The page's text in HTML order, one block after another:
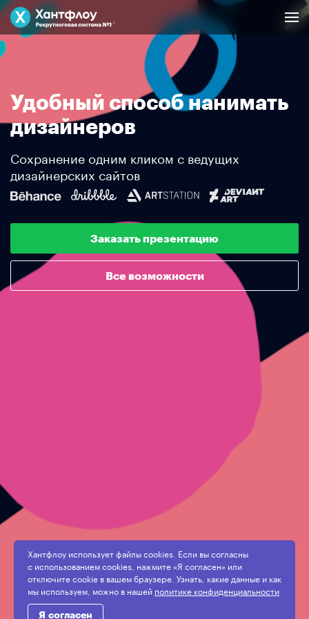
Удобный способ нанимать
дизайнеров
Сохранение одним кликом с ведущих
дизайнерских сайтов
Заказать презентацию
Все возможности
Хантфлоу использует файлы cookies. Если вы согласны
с использованием cookies, нажмите «Я согласен» или
отключите cookie в вашем браузере. Узнать, какие данные и как
мы используем, можно в нашей политике конфиденциальности
Я согласен